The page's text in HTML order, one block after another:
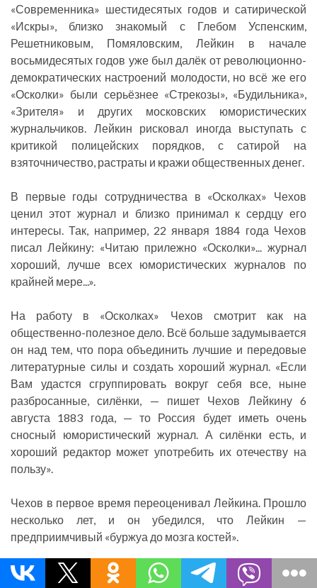
«Современника» шестидесятых годов и сатирической
«Искры», близко знакомый с Глебом Успенским,
Решетниковым, Помяловским, Лейкин в начале
восьмидесятых годов уже был далёк от революционно-
демократических настроений молодости, но всё же его
«Осколки» были серьёзнее «Стрекозы», «Будильника»,
«Зрителя» и других московских юмористических
журнальчиков. Лейкин рисковал иногда выступать с
критикой полицейских порядков, с сатирой на
взяточничество, растраты и кражи общественных денег.
В первые годы сотрудничества в «Осколках» Чехов
ценил этот журнал и близко принимал к сердцу его
интересы. Так, например, 22 января 1884 года Чехов
писал Лейкину: «Читаю прилежно «Осколки»... журнал
хороший, лучше всех юмористических журналов по
крайней мере...».
На работу в «Осколках» Чехов смотрит как на
общественно-полезное дело. Всё больше задумывается
он над тем, что пора объединить лучшие и передовые
литературные силы и создать хороший журнал. «Если
Вам удастся сгруппировать вокруг себя все, ныне
разбросанные, силёнки, — пишет Чехов Лейкину 6
августа 1883 года, — то Россия будет иметь очень
сносный юмористический журнал. А силёнки есть, и
хороший редактор может употребить их отечеству на
пользу».
Чехов в первое время переоценивал Лейкина. Прошло
несколько лет, и он убедился, что Лейкин —
предприимчивый «буржуа до мозга костей».
Была и другая причина, препятствовавшая собиранию